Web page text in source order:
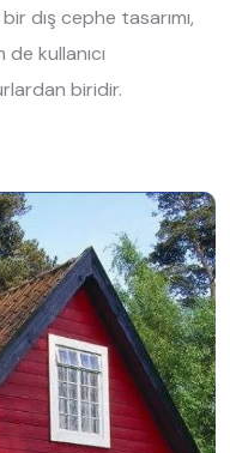
dış cephe tasarımı,
kullanıcı
biridir.